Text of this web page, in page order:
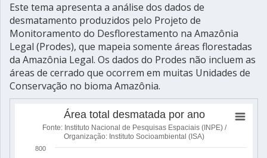
Este tema apresenta a análise dos dados de
desmatamento produzidos pelo Projeto de
Monitoramento do Desflorestamento na Amazônia
Legal (Prodes), que mapeia somente áreas florestadas
da Amazônia Legal. Os dados do Prodes não incluem as
áreas de cerrado que ocorrem em muitas Unidades de
Conservação no bioma Amazônia.